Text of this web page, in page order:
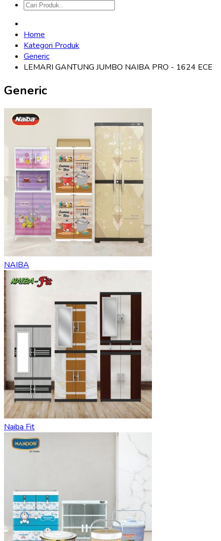
Home
Kategori Produk
Generic
LEMARI GANTUNG JUMBO NAIBA PRO - 1624 ECE
Generic
NAIBA
Naiba Fit